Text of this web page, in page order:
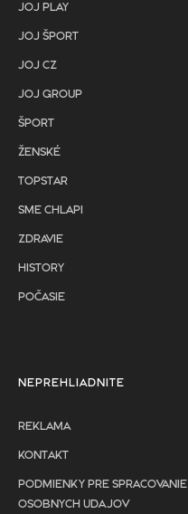
JOJ PLAY
JOJ ŠPORT
JOJ CZ
JOJ GROUP
ŠPORT
ŽENSKÉ
TOPSTAR
SME CHLAPI
ZDRAVIE
HISTORY
POČASIE
NEPREHLIADNITE
REKLAMA
KONTAKT
PODMIENKY PRE SPRACOVANIE
OSOBNYCH UDAJOV